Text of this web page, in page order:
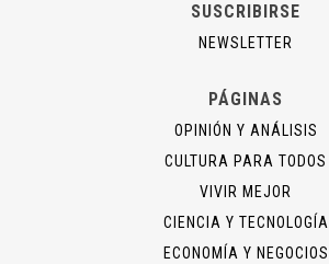
SUSCRIBIRSE
NEWSLETTER
PÁGINAS
OPINIÓN Y ANÁLISIS
CULTURA PARA TODOS
VIVIR MEJOR
CIENCIA Y TECNOLOGÍA
ECONOMÍA Y NEGOCIOS